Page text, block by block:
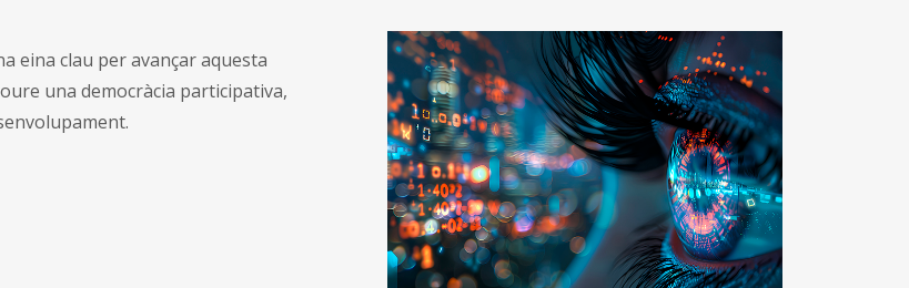
eina clau per avançar aquesta
una democràcia participativa,
A més, impulsa una nova declaració que inclou
altres 53 municipis que no es consideraven de
mercat tens, però que s’ha identificat que ara
compleixen les condicions per aplicar el topall
de preus